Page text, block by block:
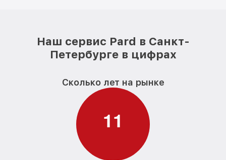
Наш сервис Pard в Санкт-
Петербурге в цифрах
Сколько лет на рынке
11